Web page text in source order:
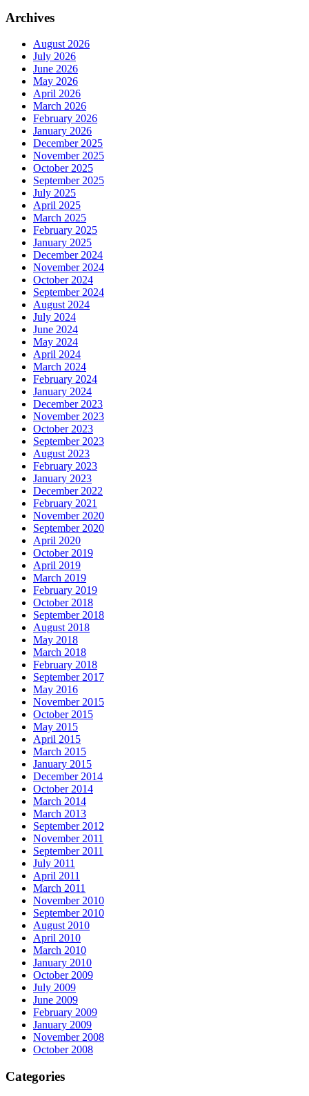
Archives
August 2026
July 2026
June 2026
May 2026
April 2026
March 2026
February 2026
January 2026
December 2025
November 2025
October 2025
September 2025
July 2025
April 2025
March 2025
February 2025
January 2025
December 2024
November 2024
October 2024
September 2024
August 2024
July 2024
June 2024
May 2024
April 2024
March 2024
February 2024
January 2024
December 2023
November 2023
October 2023
September 2023
August 2023
February 2023
January 2023
December 2022
February 2021
November 2020
September 2020
April 2020
October 2019
April 2019
March 2019
February 2019
October 2018
September 2018
August 2018
May 2018
March 2018
February 2018
September 2017
May 2016
November 2015
October 2015
May 2015
April 2015
March 2015
January 2015
December 2014
October 2014
March 2014
March 2013
September 2012
November 2011
September 2011
July 2011
April 2011
March 2011
November 2010
September 2010
August 2010
April 2010
March 2010
January 2010
October 2009
July 2009
June 2009
February 2009
January 2009
November 2008
October 2008
Categories